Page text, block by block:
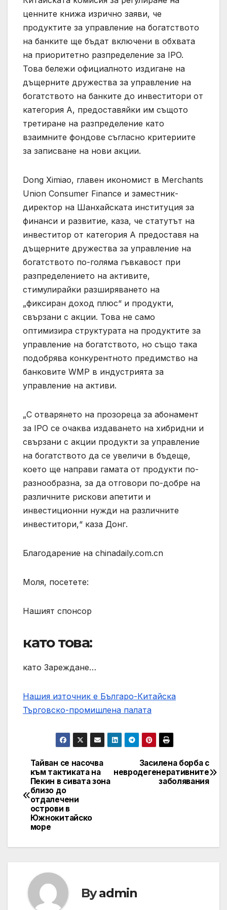
ценните книжа изрично заяви, че
продуктите за управление на богатството
на банките ще бъдат включени в обхвата
на приоритетно разпределение за IPO.
Това бележи официалното издигане на
дъщерните дружества за управление на
богатството на банките до инвеститори от
категория А, предоставяйки им същото
третиране на разпределение като
взаимните фондове съгласно критериите
за записване на нови акции.
Dong Ximiao, главен икономист в Merchants
Union Consumer Finance и заместник-
директор на Шанхайската институция за
финанси и развитие, каза, че статутът на
инвеститор от категория А предоставя на
дъщерните дружества за управление на
богатството по-голяма гъвкавост при
разпределението на активите,
стимулирайки разширяването на
„фиксиран доход плюс“ и продукти,
свързани с акции. Това не само
оптимизира структурата на продуктите за
управление на богатството, но също така
подобрява конкурентното предимство на
банковите WMP в индустрията за
управление на активи.
„С отварянето на прозореца за абонамент
за IPO се очаква издаването на хибридни и
свързани с акции продукти за управление
на богатството да се увеличи в бъдеще,
което ще направи гамата от продукти по-
разнообразна, за да отговори по-добре на
различните рискови апетити и
инвестиционни нужди на различните
инвеститори,“ каза Донг.
Благодарение на chinadaily.com.cn
Моля, посетете:
Нашият спонсор
като това:
като Зареждане…
Нашия източник е Българо-Китайска
Търговско-промишлена палaта
Post
navigation
Засилена борба с
невродегенеративните
заболявания
Тайван се насочва
към тактиката на
Пекин в сивата зона
близо до
отдалечени
острови в
Южнокитайско
море
Byadmin